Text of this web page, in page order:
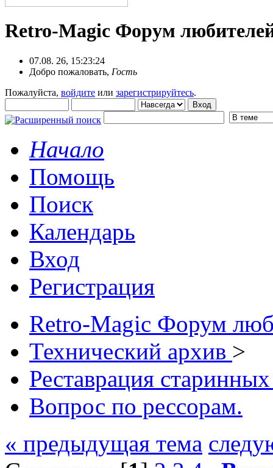
Retro-Magic Форум
07.08. 26, 15:23:24
Добро пожаловать, Гость
Пожалуйста, войдите или зарегистрируйтесь.
Начало
Помощь
Поиск
Календарь
Вход
Регистрация
Retro-Magic Форум
Технический архив >
Реставрация
Вопрос по рессорам.
« предыдущая тема